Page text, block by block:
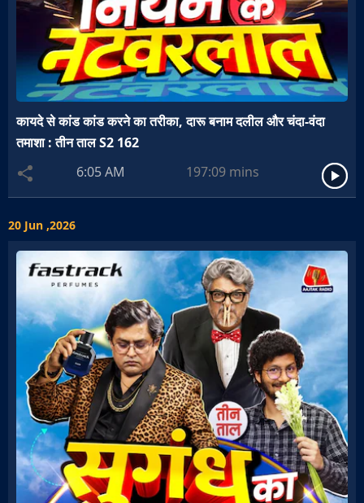
कायदे से कांड कांड करने का तरीका, दारू बनाम दलील और चंदा-वंदा
तमाशा : तीन ताल S2 162
6:05 AM
197:09mins
20 Jun ,2026